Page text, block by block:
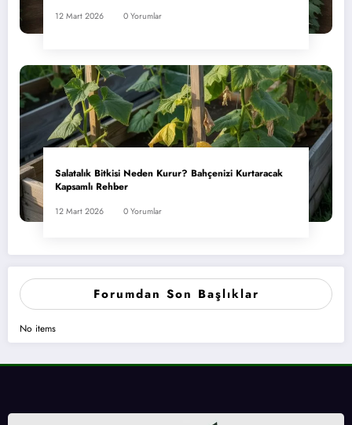
12 Mart 2026 0 Yorumlar
Salatalık Bitkisi Neden Kurur? Bahçenizi Kurtaracak
Kapsamlı Rehber
12 Mart 2026 0 Yorumlar
Forumdan Son Başlıklar
No items